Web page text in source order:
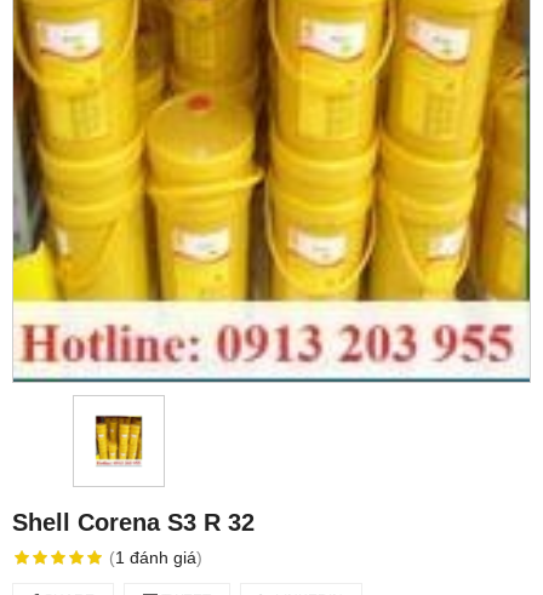
Shell Corena S3 R 32
(1 đánh giá)